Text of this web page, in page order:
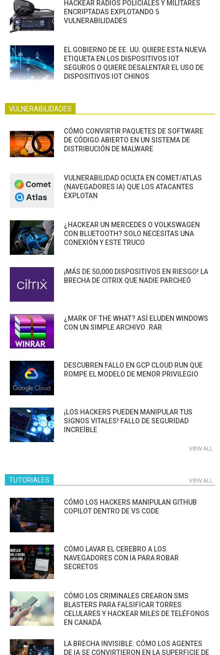
HACKEAR RADIOS POLICIALES Y MILITARES
ENCRIPTADAS EXPLOTANDO 5
VULNERABILIDADES
EL GOBIERNO DE EE. UU. QUIERE ESTA NUEVA
ETIQUETA EN LOS DISPOSITIVOS IOT
SEGUROS O QUIERE DESALENTAR EL USO DE
DISPOSITIVOS IOT CHINOS
VULNERABILIDADES
CÓMO CONVIRTIR PAQUETES DE SOFTWARE
DE CÓDIGO ABIERTO EN UN SISTEMA DE
DISTRIBUCIÓN DE MALWARE
VULNERABILIDAD OCULTA EN COMET/ATLAS
(NAVEGADORES IA) QUE LOS ATACANTES
EXPLOTAN
¿HACKEAR UN MERCEDES O VOLKSWAGEN
CON BLUETOOTH? SOLO NECESITAS UNA
CONEXIÓN Y ESTE TRUCO
¡MÁS DE 50,000 DISPOSITIVOS EN RIESGO! LA
BRECHA DE CITRIX QUE NADIE PARCHEÓ
¿MARK OF THE WHAT? ASÍ ELUDEN WINDOWS
CON UN SIMPLE ARCHIVO .RAR
DESCUBREN FALLO EN GCP CLOUD RUN QUE
ROMPE EL MODELO DE MENOR PRIVILEGIO
¡LOS HACKERS PUEDEN MANIPULAR TUS
SIGNOS VITALES! FALLO DE SEGURIDAD
INCREÍBLE
VIEW ALL
TUTORIALES VIEW ALL
CÓMO LOS HACKERS MANIPULAN GITHUB
COPILOT DENTRO DE VS CODE
CÓMO LAVAR EL CEREBRO A LOS
NAVEGADORES CON IA PARA ROBAR
SECRETOS
CÓMO LOS CRIMINALES CREARON SMS
BLASTERS PARA FALSIFICAR TORRES
CELULARES Y HACKEAR MILES DE TELÉFONOS
EN CANADÁ
LA BRECHA INVISIBLE: CÓMO LOS AGENTES
DE IA SE CONVIRTIERON EN LA SUPERFICIE DE